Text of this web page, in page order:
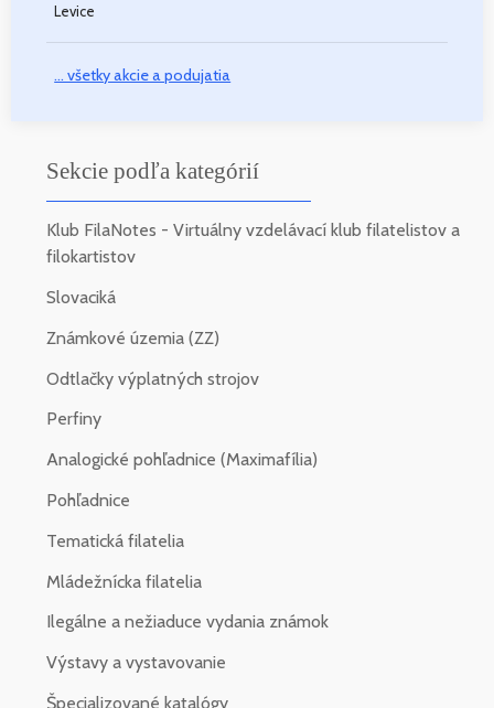
Levice
... všetky akcie a podujatia
Sekcie podľa kategórií
Klub FilaNotes - Virtuálny vzdelávací klub filatelistov a
filokartistov
Slovaciká
Známkové územia (ZZ)
Odtlačky výplatných strojov
Perfiny
Analogické pohľadnice (Maximafília)
Pohľadnice
Tematická filatelia
Mládežnícka filatelia
Ilegálne a nežiaduce vydania známok
Výstavy a vystavovanie
Špecializované katalógy